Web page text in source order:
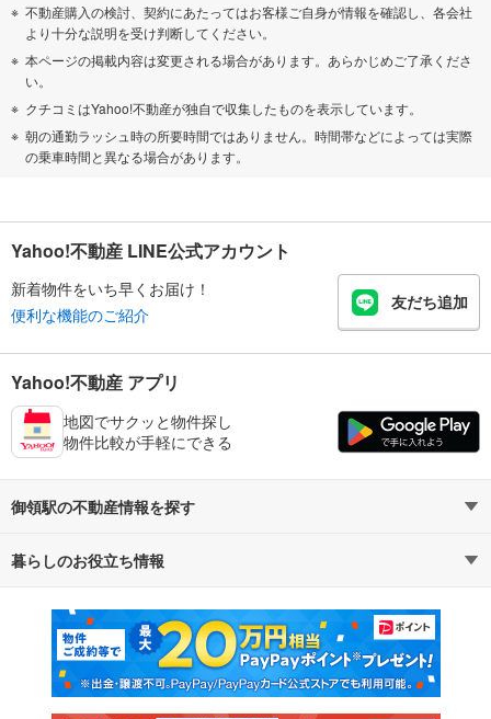
不動産購入の検討、契約にあたってはお客様ご自身が情報を確認し、各会社
より十分な説明を受け判断してください。
本ページの掲載内容は変更される場合があります。あらかじめご了承くださ
い。
クチコミはYahoo!不動産が独自で収集したものを表示しています。
朝の通勤ラッシュ時の所要時間ではありません。時間帯などによっては実際
の乗車時間と異なる場合があります。
Yahoo!不動産 LINE公式アカウント
新着物件をいち早くお届け！
便利な機能のご紹介
友だち追加
Yahoo!不動産 アプリ
地図でサクッと物件探し
物件比較が手軽にできる
御領駅の不動産情報を探す
不動産・住宅
新築マンション 中古マンション
新築一戸建て 中古一戸建て
暮らしのお役立ち情報
マンションカタログ 教えて！住まいの先生